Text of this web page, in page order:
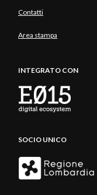
Contatti
Area stampa
INTEGRATO CON
SOCIO UNICO